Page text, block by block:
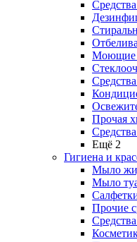
Моющие
Прочая
Ещё 2
Гигиена и
Мыло
Мыло
Прочие